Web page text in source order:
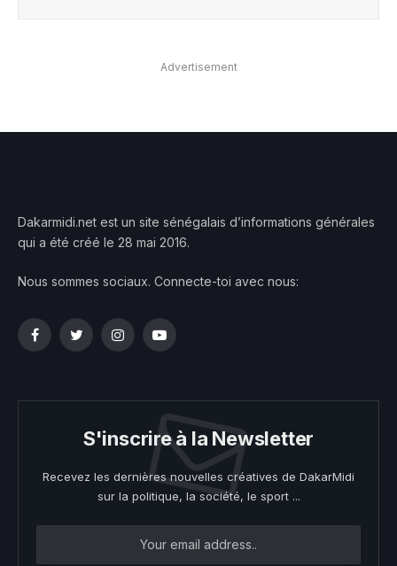
Advertisement
Dakarmidi.net est un site sénégalais d’informations générales
qui a été créé le 28 mai 2016.
Nous sommes sociaux. Connecte-toi avec nous:
FacebookTwitterInstagramYouTube
S'inscrire à la Newsletter
Recevez les dernières nouvelles créatives de DakarMidi
sur la politique, la société, le sport ...